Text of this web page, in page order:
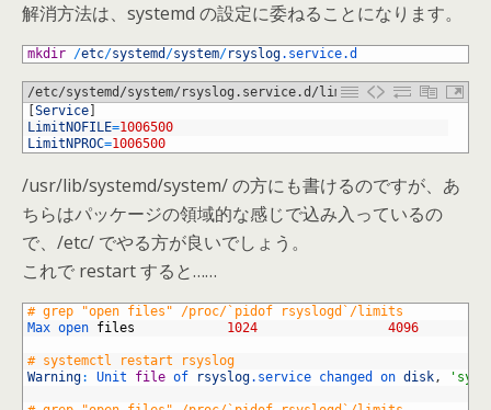
解消方法は、systemd の設定に委ねることになります。
mkdir /etc/systemd /system/rsyslog.service.d
/etc/systemd/system/rsyslog.service.d/limits.conf
Service
LimitNOFILE=1006500
LimitNPROC=1006500
/usr/lib/systemd/system/ の方にも書けるのですが、あ
ちらはパッケージの領域的な感じで込み入っているの
で、/etc/ でやる方が良いでしょう。
これで restart すると……
# grep "open files" /proc/`pidof rsyslogd`/limits
Max open files 1024 4096
# systemctl restart rsyslog
Warning: Unit file of rsyslog.service changed on disk,